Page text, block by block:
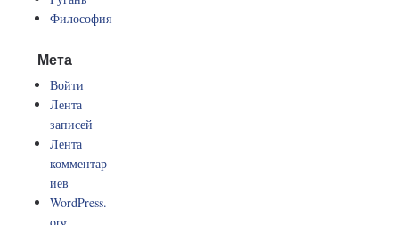
Философия
Мета
Войти
Лента
записей
Лента
комментар
иев
WordPress.